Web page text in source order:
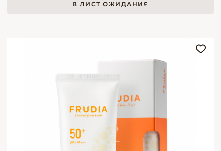
В ЛИСТ ОЖИДАНИЯ